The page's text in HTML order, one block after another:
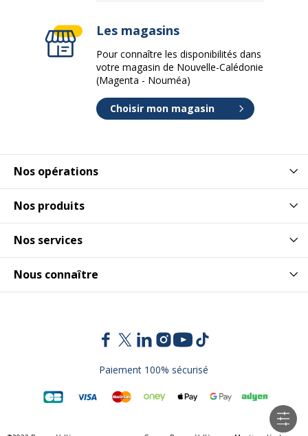
Nos opérations
Nos produits
Nos services
Nous connaître
Les magasins
Pour connaître les disponibilités dans
votre magasin de Nouvelle-Calédonie
(Magenta - Nouméa)
Choisir mon magasin
Paiement 100% sécurisé